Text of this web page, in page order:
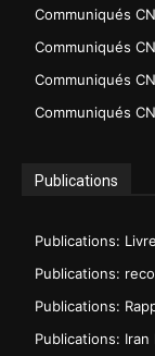
Communiqués
Communiqués
Communiqués
Communiqués
Publications
Publications:
Publications:
Publications:
Publications: Iran